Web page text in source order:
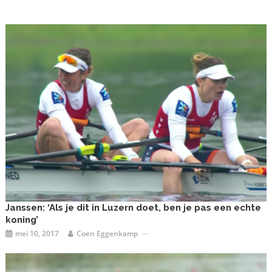
Janssen: ‘Als je dit in Luzern doet, ben je pas een echte
koning’
mei 10, 2017 Coen Eggenkamp